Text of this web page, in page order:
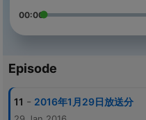
00:00
Episode
11 - 2016年1月29日放送分